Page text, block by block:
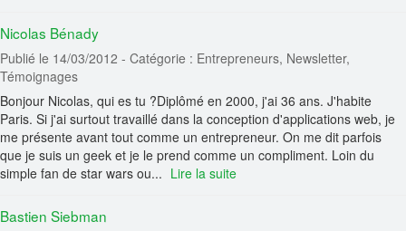
Nicolas Bénady
Publié le 14/03/2012 - Catégorie : Entrepreneurs, Newsletter,
Témoignages
Bonjour Nicolas, qui es tu ?Diplômé en 2000, j'ai 36 ans. J'habite
Paris. Si j'ai surtout travaillé dans la conception d'applications web, je
me présente avant tout comme un entrepreneur. On me dit parfois
que je suis un geek et je le prend comme un compliment. Loin du
simple fan de star wars ou... Lire la suite
Bastien Siebman